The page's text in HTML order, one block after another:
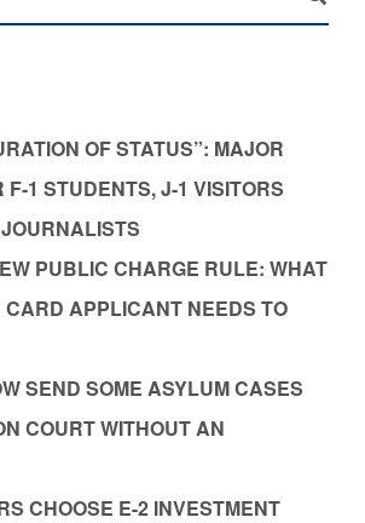
OF STATUS”: MAJOR
F-1 STUDENTS, J-1 VISITORS
PUBLIC CHARGE RULE: WHAT
CARD APPLICANT NEEDS TO
SEND SOME ASYLUM CASES
COURT WITHOUT AN
CHOOSE E-2 INVESTMENT